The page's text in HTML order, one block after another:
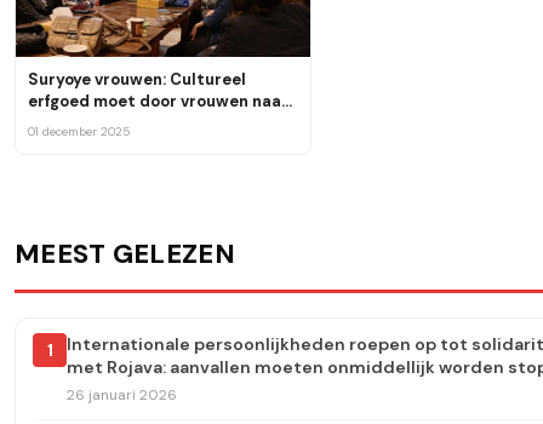
Suryoye vrouwen: Cultureel
erfgoed moet door vrouwen naar
de toekomst worden gedragen
01 december 2025
MEEST GELEZEN
1
Internationale persoonlijkheden roepen op tot
met Rojava: aanvallen moeten onmiddellijk worden
26 januari 2026